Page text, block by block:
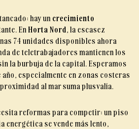
hay un crecimiento
En Horta Nord, la escasez
74 unidades disponibles ahora
de teletrabajadores mantienen los
la burbuja de la capital. Esperamos
especialmente en zonas costeras
al mar suma plusvalía.
reformas para competir: un piso
energética se vende más lento,